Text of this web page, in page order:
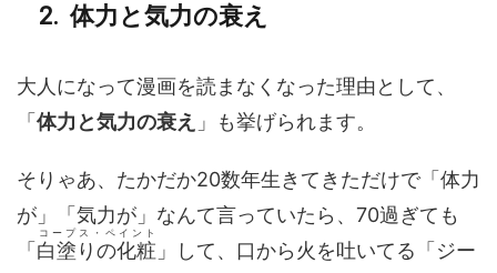
体力と気力の衰え
大人になって漫画を読まなくなった理由として、
「 体力と気力の衰え 」も挙げられます。
そりゃあ、たかだか20数年生きてきただけで「体力
が」「気力が」なんて言っていたら、70過ぎても
「 白塗りの化粧
コープス・ペイント
」して、口から火を吐いてる「ジー